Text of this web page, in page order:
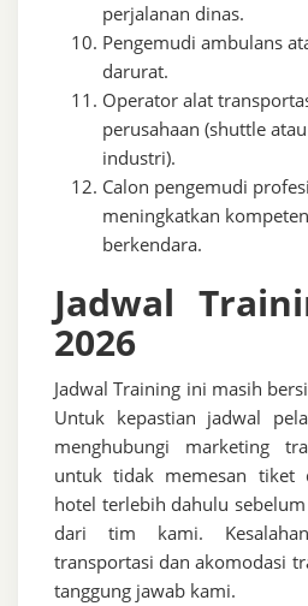
perjalanan dinas.
Pengemudi ambulans
darurat.
Operator alat
perusahaan (shuttle
industri).
Calon pengemudi
meningkatkan
berkendara.
Jadwal
2026
Jadwal Training ini masih
Untuk kepastian jadwal
menghubungi marketing
untuk tidak memesan tiket
hotel terlebih dahulu
dari tim kami.
transportasi dan akomodasi
tanggung jawab kami.